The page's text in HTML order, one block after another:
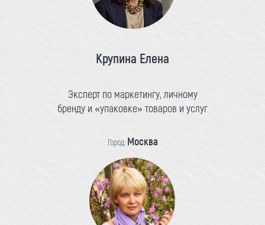
Крупина Елена
Эксперт по маркетингу, личному
бренду и «упаковке» товаров и услуг
Город: Москва